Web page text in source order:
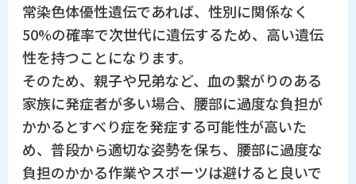
常染色体優性遺伝であれば、性別に関係なく
50%の確率で次世代に遺伝するため、高い遺伝
性を持つことになります。
そのため、親子や兄弟など、血の繋がりのある
家族に発症者が多い場合、腰部に過度な負担が
かかるとすべり症を発症する可能性が高いた
め、普段から適切な姿勢を保ち、腰部に過度な
負担のかかる作業やスポーツは避けると良いで